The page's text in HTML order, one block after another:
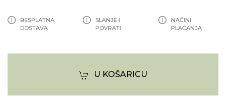
BESPLATNA
DOSTAVA
SLANJE I
POVRATI
NAČINI
PLAĆANJA
U KOŠARICU